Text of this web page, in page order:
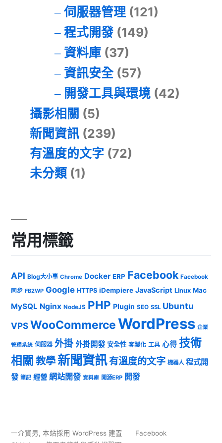
伺服器管理(121)
程式開發(149)
資料庫(37)
資訊安全(57)
開發工具與環境(42)
攝影相關 (5)
新聞資訊 (239)
有溫度的文字 (72)
未分類 (1)
常用標籤
API Blog大小事 Chrome Docker ERP Facebook Facebook
同步 FB2WP Google HTTPS iDempiere JavaScript Linux Mac
MySQL Nginx NodeJS PHP Plugin SEO SSL Ubuntu
VPSWooCommerceWordPress 企業
管理系統 伺服器 外掛 外掛開發 安全性 客製化 工具 心得 技術
相關 教學 新聞資訊有溫度的文字 機器人 程式開
發 筆記 經營 網站開發 資料庫 開源ERP 開發
一介資男, 本站採用 WordPress 建置
Facebook